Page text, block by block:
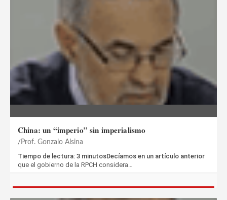
China: un “imperio” sin imperialismo
Prof. Gonzalo Alsina
Tiempo de lectura: 3 minutosDecíamos en un artículo anterior
que el gobierno de la RPCH considera…